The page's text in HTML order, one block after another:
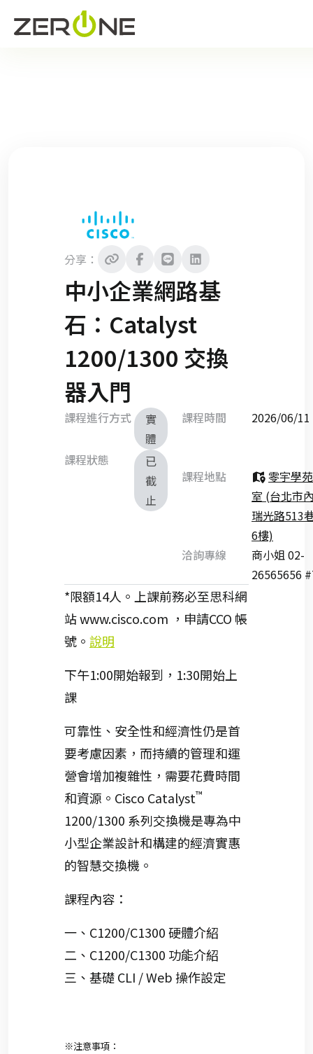
分享：
中小企業網路基
石：Catalyst
1200/1300 交換
器入門
課程進行方式
實
體
課程狀態
已
截
止
課程時間 2026/06/11
課程地點
零宇學
室 (台北市
瑞光路513
6樓)
洽詢專線
商小姐 02-
26565656
*限額14人。上課前務必至思科網
站 www.cisco.com ，申請CCO 帳
號。 說明
下午1:00開始報到，1:30開始上
課
可靠性、安全性和經濟性仍是首
要考慮因素，而持續的管理和運
營會增加複雜性，需要花費時間
和資源。Cisco Catalyst™
1200/1300 系列交換機是專為中
小型企業設計和構建的經濟實惠
的智慧交換機。
課程內容：
一、C1200/C1300 硬體介紹
二、C1200/C1300 功能介紹
三、基礎 CLI / Web 操作設定
※注意事項：